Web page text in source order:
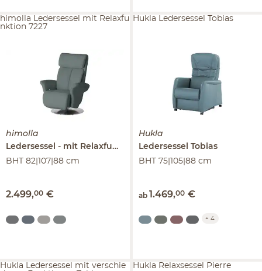
himolla
Ledersessel mit Relaxfunktion
7227
BHT 82|107|88 cm
2.499,00 €
himolla Ledersessel mit Relaxfu
nktion 7227
Hukla
Ledersessel Tobias
BHT 75|105|88 cm
ab 1.469,00 €
Hukla Ledersessel Tobias
+ 4
Hukla Ledersessel mit verschie
Hukla Relaxsessel Pierre